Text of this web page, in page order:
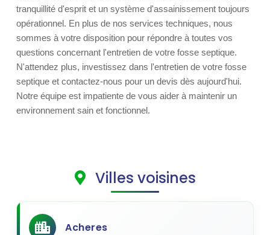
tranquillité d'esprit et un système d'assainissement toujours
opérationnel. En plus de nos services techniques, nous
sommes à votre disposition pour répondre à toutes vos
questions concernant l'entretien de votre fosse septique.
N'attendez plus, investissez dans l'entretien de votre fosse
septique et contactez-nous pour un devis dès aujourd'hui.
Notre équipe est impatiente de vous aider à maintenir un
environnement sain et fonctionnel.
Villes voisines
Acheres